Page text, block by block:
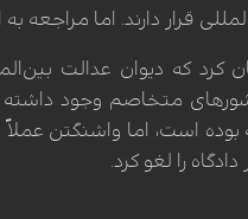
قرار دارند. اما
کرد که دیوان عدالت
بوده است، اما واشنگتن
را لغو کرد.